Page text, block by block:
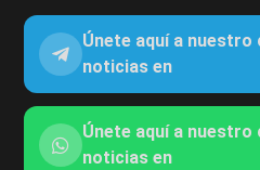
Únete aquí a nuestro
noticias en
Únete aquí a nuestro
noticias en